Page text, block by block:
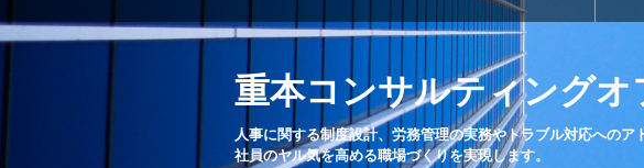
重本コンサルティングオ
人事に関する制度設計、労務管理の実務やトラブル対応へのア
社員のヤル気を高める職場づくりを実現します。